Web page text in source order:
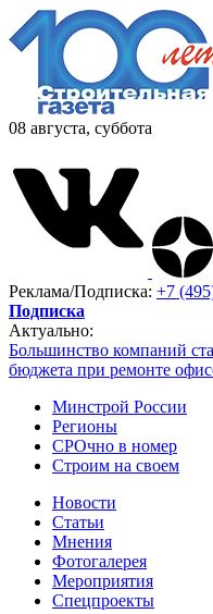
08 августа, суббота
Реклама/Подписка: +7
Подписка
Актуально:
Большинство компаний
бюджета при ремонте
Минстрой России
Регионы
СРОчно в номер
Строим на своем
Новости
Статьи
Мнения
Фотогалерея
Мероприятия
Спецпроекты